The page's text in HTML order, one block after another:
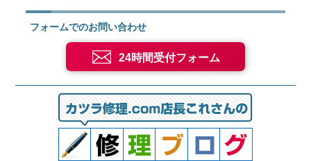
フォームでのお問い合わせ
24時間受付フォーム